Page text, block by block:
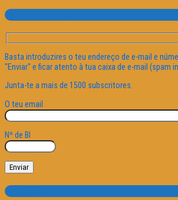
Subscrever o site
Basta introduzires o teu endereço de e-mail e
"Enviar" e ficar atento à tua caixa de e-mail (spam
Junta-te a mais de 1500 subscritores.
O teu email
Nº de BI
Categorias